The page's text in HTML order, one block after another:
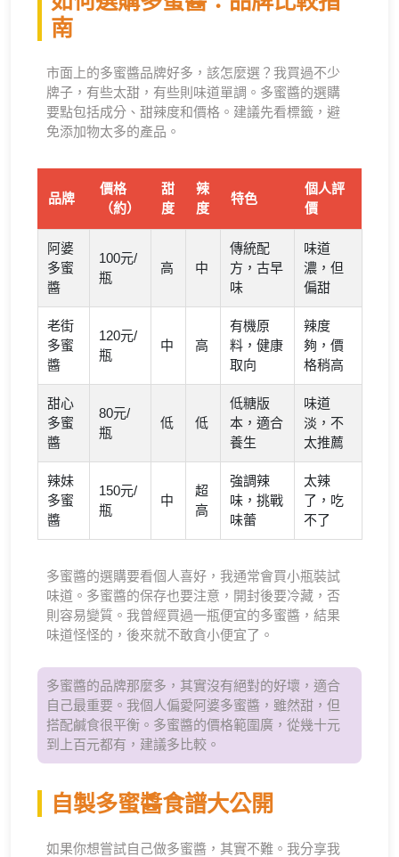
南
市面上的多蜜醬品牌好多，該怎麼選？我買過不少
牌子，有些太甜，有些則味道單調。多蜜醬的選購
要點包括成分、甜辣度和價格。建議先看標籤，避
免添加物太多的產品。
品牌
價格
（約）
甜
度
辣
度
特色
個人評
價
阿婆
多蜜
醬
100元/
瓶
高 中
傳統配
方，古早
味
味道
濃，但
偏甜
老街
多蜜
醬
120元/
瓶
中 高
有機原
料，健康
取向
辣度
夠，價
格稍高
甜心
多蜜
醬
80元/
瓶
低 低
低糖版
本，適合
養生
味道
淡，不
太推薦
辣妹
多蜜
醬
150元/
瓶
中
超
高
強調辣
味，挑戰
味蕾
太辣
了，吃
不了
多蜜醬的選購要看個人喜好，我通常會買小瓶裝試
味道。多蜜醬的保存也要注意，開封後要冷藏，否
則容易變質。我曾經買過一瓶便宜的多蜜醬，結果
味道怪怪的，後來就不敢貪小便宜了。
多蜜醬的品牌那麼多，其實沒有絕對的好壞，適合
自己最重要。我個人偏愛阿婆多蜜醬，雖然甜，但
搭配鹹食很平衡。多蜜醬的價格範圍廣，從幾十元
到上百元都有，建議多比較。
自製多蜜醬食譜大公開
如果你想嘗試自己做多蜜醬，其實不難。我分享我